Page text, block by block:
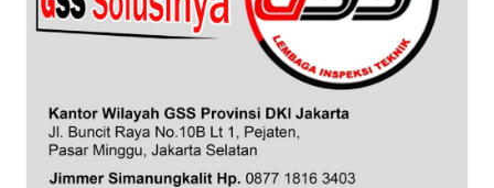
PAPUA
BARAT
WN